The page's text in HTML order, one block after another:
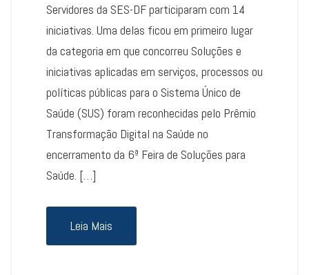
Servidores da SES-DF participaram com 14
iniciativas. Uma delas ficou em primeiro lugar
da categoria em que concorreu Soluções e
iniciativas aplicadas em serviços, processos ou
políticas públicas para o Sistema Único de
Saúde (SUS) foram reconhecidas pelo Prêmio
Transformação Digital na Saúde no
encerramento da 6ª Feira de Soluções para
Saúde. […]
Leia Mais